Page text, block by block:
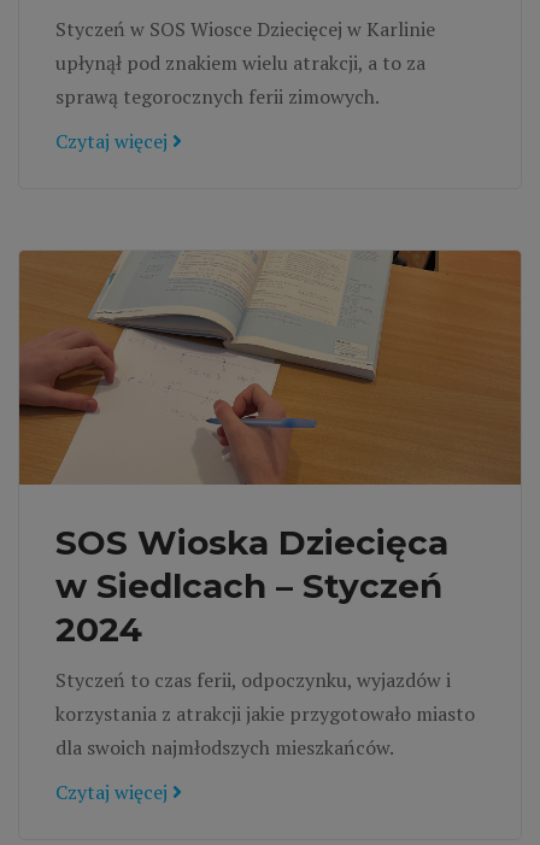
Styczeń w SOS Wiosce Dziecięcej w Karlinie
upłynął pod znakiem wielu atrakcji, a to za
sprawą tegorocznych ferii zimowych.
Czytaj więcej
SOS Wioska Dziecięca
w Siedlcach – Styczeń
2024
Styczeń to czas ferii, odpoczynku, wyjazdów i
korzystania z atrakcji jakie przygotowało miasto
dla swoich najmłodszych mieszkańców.
Czytaj więcej